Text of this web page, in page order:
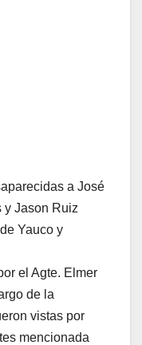
a José
y Jason Ruiz
Yauco y
el Agte. Elmer
de la
vistas por
mencionada